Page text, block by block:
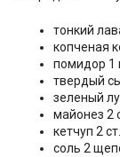
тонкий
копченая
помидор 1
твердый
зеленый
майонез 2
кетчуп 2
соль 2